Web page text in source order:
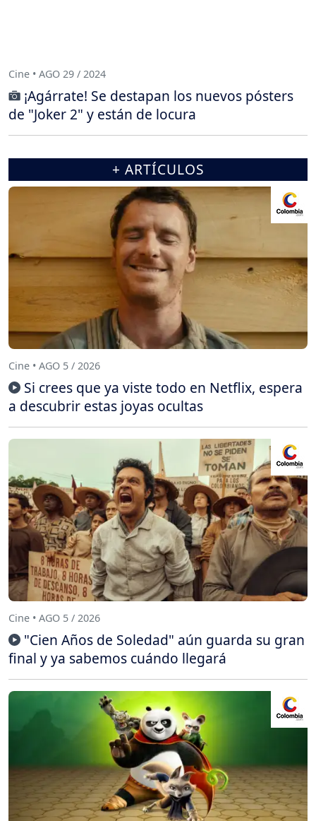
Cine • AGO 29 / 2024
¡Agárrate! Se destapan los nuevos pósters
de "Joker 2" y están de locura
+ ARTÍCULOS
Cine • AGO 5 / 2026
Si crees que ya viste todo en Netflix, espera
a descubrir estas joyas ocultas
Cine • AGO 5 / 2026
"Cien Años de Soledad" aún guarda su gran
final y ya sabemos cuándo llegará